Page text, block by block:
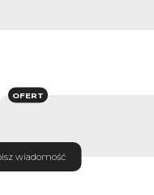
wiadomość
OFERT